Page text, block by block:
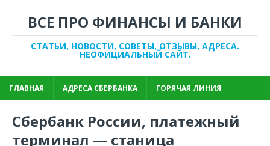
ВСЕ ПРО ФИНАНСЫ И БАНКИ
СТАТЬИ, НОВОСТИ, СОВЕТЫ, ОТЗЫВЫ, АДРЕСА.
НЕОФИЦИАЛЬНЫЙ САЙТ.
ГЛАВНАЯ АДРЕСА СБЕРБАНКА ГОРЯЧАЯ ЛИНИЯ
Сбербанк России, платежный
терминал — станица